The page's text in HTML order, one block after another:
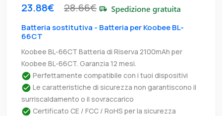
23.88€ 28.66€
Batteria sostitutiva - Batteria per Koobee BL-
66CT
Koobee BL-66CT Batteria di Riserva 2100mAh per
Koobee BL-66CT. Garanzia 12 mesi.
Perfettamente compatibile con i tuoi dispositivi
Le caratteristiche di sicurezza non garantiscono il
surriscaldamento o il sovraccarico
Certificato CE / FCC / RoHS per la sicurezza